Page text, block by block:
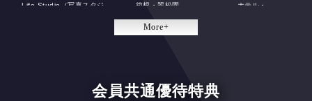
Life Studio（写真スタジ
箱根・翠松園
ホテル・
More+
会員共通優待特典